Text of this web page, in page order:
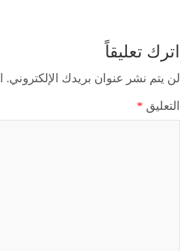
اترك تعليقاً
لن يتم نشر عنوان بريدك الإلكتروني.
التعليق *